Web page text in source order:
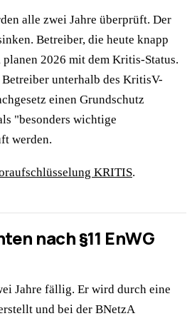
alle zwei Jahre überprüft. Der
Betreiber, die heute knapp
2026 mit dem Kritis-Status.
unterhalb des KritisV-
einen Grundschutz
"besonders wichtige
werden.
KRITIS.
nach §11 EnWG
Jahre fällig. Er wird durch eine
und bei der BNetzA